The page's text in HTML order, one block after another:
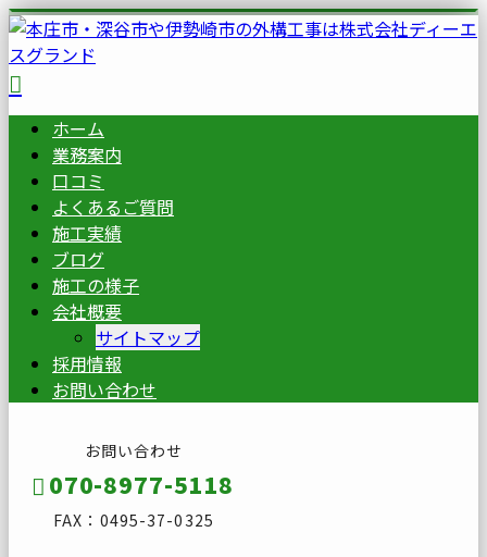
ホーム
業務案内
口コミ
よくあるご質問
施工実績
ブログ
施工の様子
会社概要
サイトマップ
採用情報
お問い合わせ
お問い合わせ
070-8977-5118
FAX：0495-37-0325